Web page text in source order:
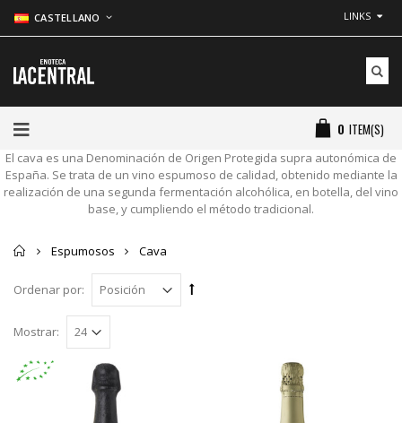
CASTELLANO LINKS
0 ITEM(S)
El cava es una Denominación de Origen Protegida supra autonómica de
España. Se trata de un vino espumoso de calidad, obtenido mediante la
realización de una segunda fermentación alcohólica, en botella, del vino
base, y cumpliendo el método tradicional.
Inicio
Espumosos Cava
Ordenar por:
Mostrar: